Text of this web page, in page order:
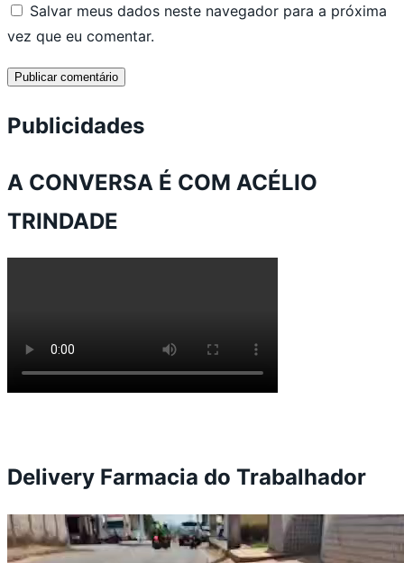
Salvar meus dados neste navegador para a próxima
vez que eu comentar.
Publicidades
A CONVERSA É COM ACÉLIO
TRINDADE
Delivery Farmacia do Trabalhador